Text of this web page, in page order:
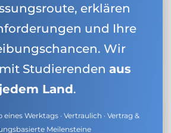
erklären
und Ihre
Wir
Studierenden aus
jedem Land.
Werktags · Vertraulich · Vertrag &
Meilensteine